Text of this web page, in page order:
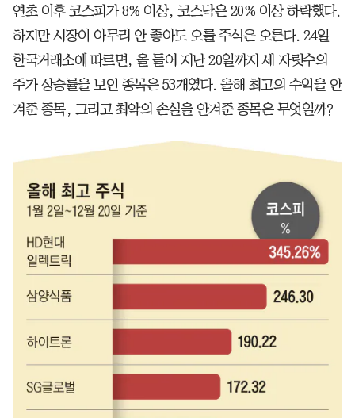
연초 이후 코스피가 8% 이상, 코스닥은 20% 이상 하락했다.
하지만 시장이 아무리 안 좋아도 오를 주식은 오른다. 24일
한국거래소에 따르면, 올 들어 지난 20일까지 세 자릿수의
주가 상승률을 보인 종목은 53개였다. 올해 최고의 수익을 안
겨준 종목, 그리고 최악의 손실을 안겨준 종목은 무엇일까?